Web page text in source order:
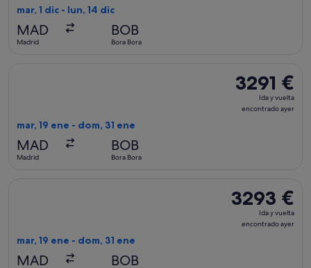
mar, 1 dic - lun, 14 dic
MAD
Madrid
BOB
Bora Bora
3291 €
Ida
3291 €
Ida y vuelta
encontrado ayer
mar, 19 ene - dom, 31 ene
MAD
Madrid
BOB
Bora Bora
3293 €
Ida
3293 €
Ida y vuelta
encontrado ayer
mar, 19 ene - dom, 31 ene
MAD BOB